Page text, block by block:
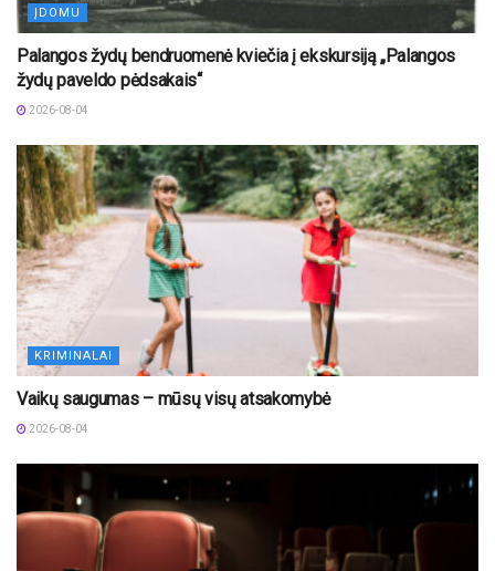
ĮDOMU
Palangos žydų bendruomenė kviečia į ekskursiją „Palangos
žydų paveldo pėdsakais“
2026-08-04
KRIMINALAI
Vaikų saugumas – mūsų visų atsakomybė
2026-08-04